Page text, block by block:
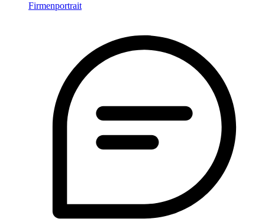
Firmenportrait